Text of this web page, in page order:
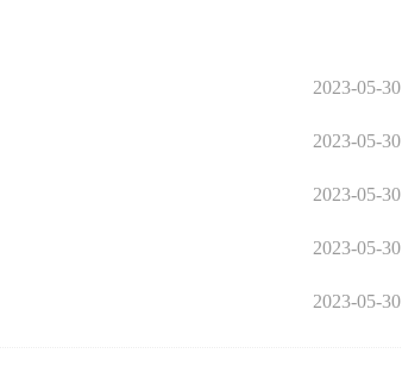
2023-05-30
2023-05-30
2023-05-30
2023-05-30
2023-05-30